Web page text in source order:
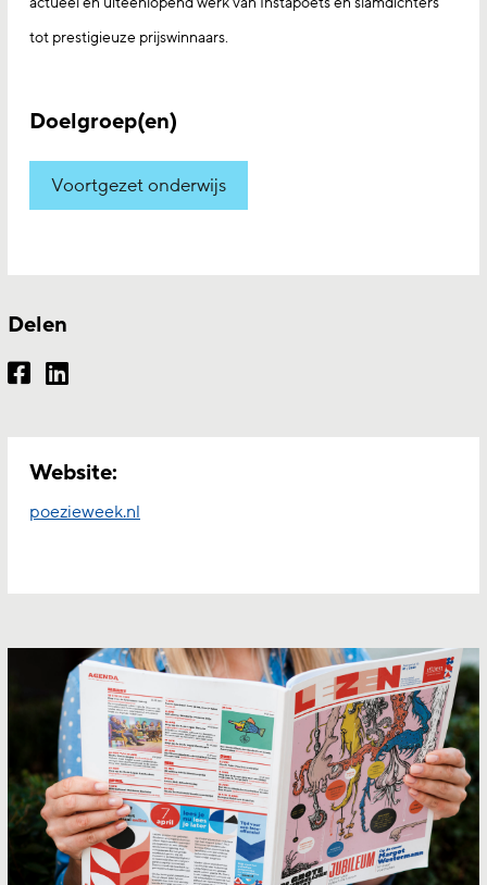
Website:
poezieweek.nl
tot prestigieuze prijswinnaars.
Doelgroep(en)
Voortgezet onderwijs
Delen